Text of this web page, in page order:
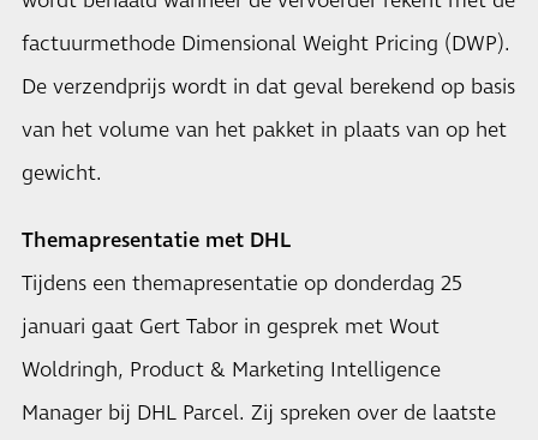
factuurmethode Dimensional Weight Pricing (DWP).
De verzendprijs wordt in dat geval berekend op basis
van het volume van het pakket in plaats van op het
gewicht.
Themapresentatie met DHL
Tijdens een themapresentatie op donderdag 25
januari gaat Gert Tabor in gesprek met Wout
Woldringh, Product & Marketing Intelligence
Manager bij DHL Parcel. Zij spreken over de laatste